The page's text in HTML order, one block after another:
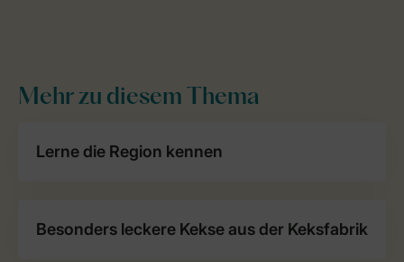
Mehr zu diesem Thema
Lerne die Region kennen
Besonders leckere Kekse aus der Keksfabrik